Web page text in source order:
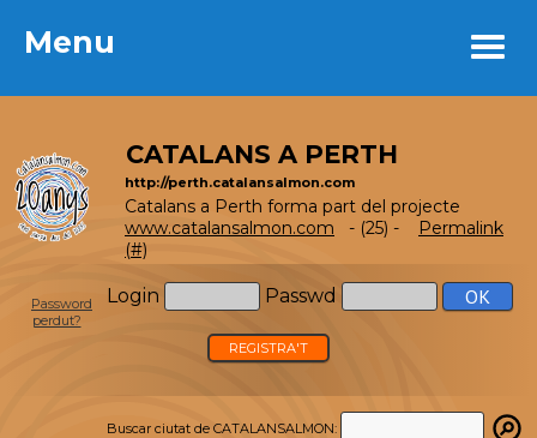
Menu
CATALANS A PERTH
http://perth.catalansalmon.com
Catalans a Perth forma part del projecte
www.catalansalmon.com - (25) -
Permalink
(#)
Login Passwd
Password
perdut?
REGISTRA'T
Buscar ciutat de CATALANSALMON:
Menu